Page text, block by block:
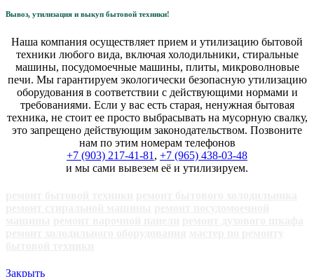
Вывоз, утилизация и выкуп бытовой техники!
Наша компания осуществляет прием и утилизацию бытовой
техники любого вида, включая холодильники, стиральные
машины, посудомоечные машины, плиты, микроволновые
печи. Мы гарантируем экологически безопасную утилизацию
оборудования в соответствии с действующими нормами и
требованиями. Если у вас есть старая, ненужная бытовая
техника, не стоит ее просто выбрасывать на мусорную свалку,
это запрещено действующим законодательством. Позвоните
нам по этим номерам телефонов
+7 (903) 217-41-81 , +7 (965) 438-03-48
и мы сами вывезем её и утилизируем.
Закрыть